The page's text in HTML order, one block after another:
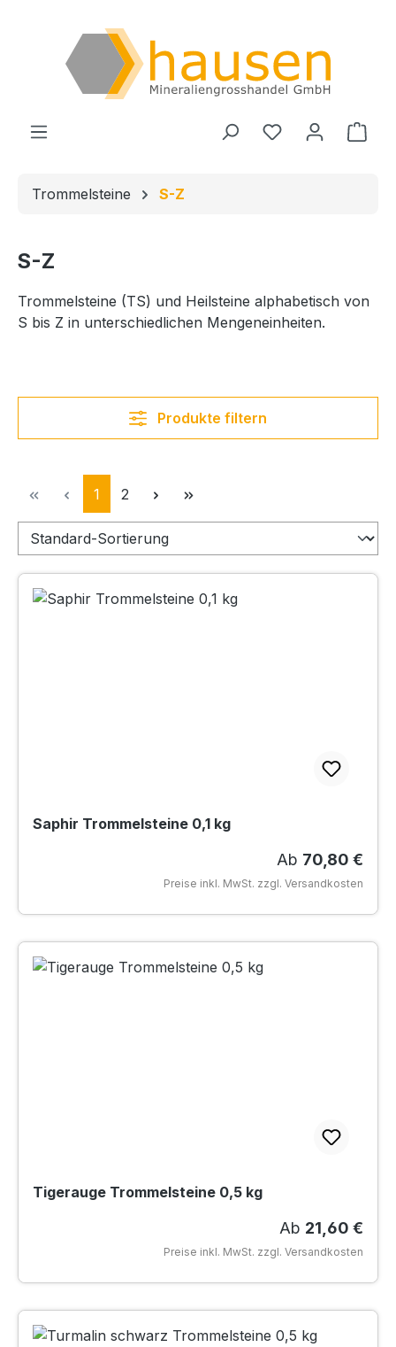
Du hast 0
Trommelsteine S-Z
S-Z
Trommelsteine (TS) und Heilsteine alphabetisch von
S bis Z in unterschiedlichen Mengeneinheiten.
Produkte filtern
Seite
1 Seite
2
Saphir Trommelsteine 0,1 kg
Regulärer
Ab 70,80 €
Preise inkl. MwSt. zzgl. Versandkosten
Tigerauge Trommelsteine 0,5 kg
Regulärer
Ab 21,60 €
Preise inkl. MwSt. zzgl. Versandkosten